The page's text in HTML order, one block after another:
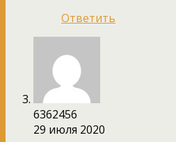
Ответить
6362456
29 июля 2020